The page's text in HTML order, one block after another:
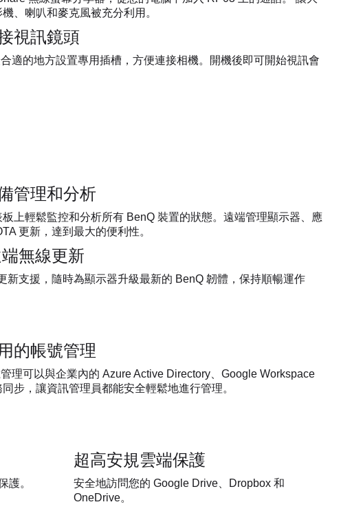
、喇叭和麥克風被充分利用。
視訊鏡頭
適的地方設置專用插槽，方便連接相機。開機後即可開始視訊會
管理和分析
上輕鬆監控和分析所有 BenQ 裝置的狀態。遠端管理顯示器、應
更新，達到最大的便利性。
無線更新
新支援，隨時為顯示器升級最新的 BenQ 韌體，保持順暢運作
的帳號管理
理可以與企業內的 Azure Active Directory、Google Workspace
步，讓資訊管理員都能安全輕鬆地進行管理。
護。
超高安規雲端保護
安全地訪問您的 Google Drive、Dropbox 和
OneDrive。